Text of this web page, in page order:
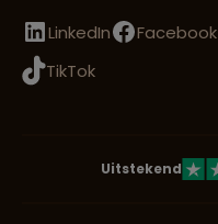
LinkedIn
Facebook
TikTok
Uitstekend